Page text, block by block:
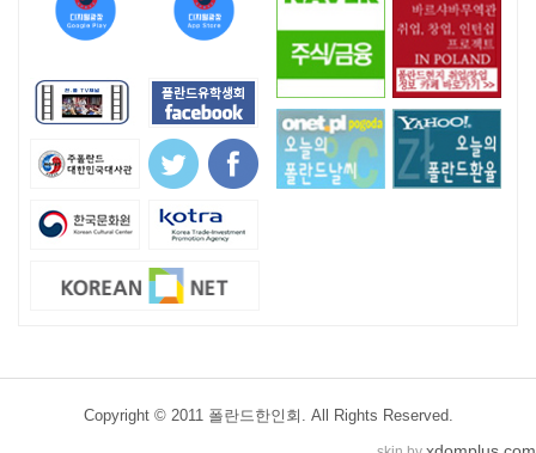
Copyright © 2011 폴란드한인회. All Rights Reserved.